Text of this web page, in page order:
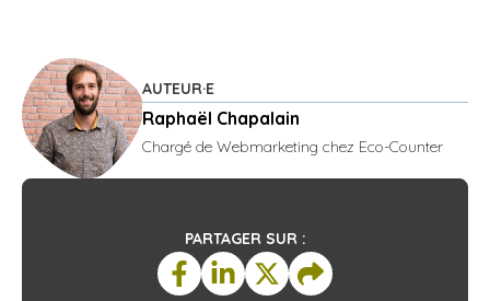
AUTEUR·E
Raphaël Chapalain
Chargé de Webmarketing chez Eco-Counter
PARTAGER SUR :